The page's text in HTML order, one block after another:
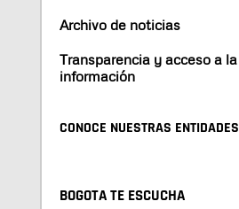
Archivo de noticias
Transparencia y acceso a la
información
CONOCE NUESTRAS ENTIDADES
BOGOTA TE ESCUCHA